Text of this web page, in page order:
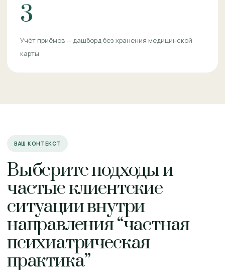
3
Учёт приёмов — дашборд без хранения медицинской
карты
ВАШ КОНТЕКСТ
Выберите подходы и
частые клиентские
ситуации внутри
направления “частная
психиатрическая
практика”